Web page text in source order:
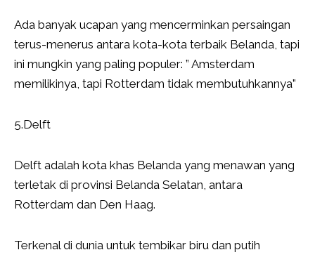
Ada banyak ucapan yang mencerminkan persaingan
terus-menerus antara kota-kota terbaik Belanda, tapi
ini mungkin yang paling populer: ” Amsterdam
memilikinya, tapi Rotterdam tidak membutuhkannya”
5.Delft
Delft adalah kota khas Belanda yang menawan yang
terletak di provinsi Belanda Selatan, antara
Rotterdam dan Den Haag.
Terkenal di dunia untuk tembikar biru dan putih